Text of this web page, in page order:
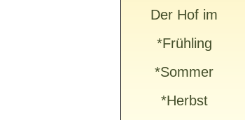
Der Hof im
*Frühling
*Sommer
*Herbst